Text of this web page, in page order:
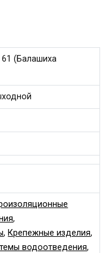
61 (Балашиха
,
, Крепежные изделия,
водоотведения,